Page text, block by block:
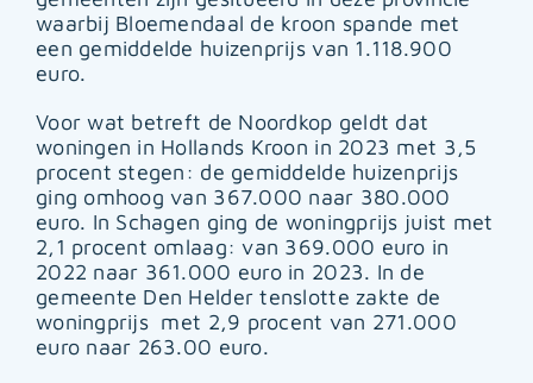
waarbij Bloemendaal de kroon spande met
een gemiddelde huizenprijs van 1.118.900
euro.
Voor wat betreft de Noordkop geldt dat
woningen in Hollands Kroon in 2023 met 3,5
procent stegen: de gemiddelde huizenprijs
ging omhoog van 367.000 naar 380.000
euro. In Schagen ging de woningprijs juist met
2,1 procent omlaag: van 369.000 euro in
2022 naar 361.000 euro in 2023. In de
gemeente Den Helder tenslotte zakte de
woningprijs met 2,9 procent van 271.000
euro naar 263.00 euro.